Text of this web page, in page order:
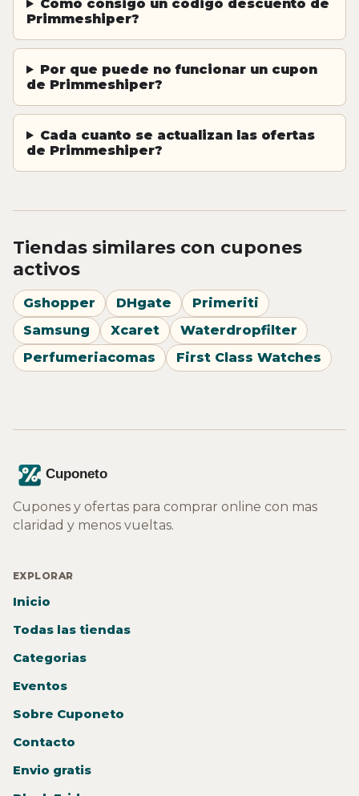
Como consigo un codigo descuento de
Primmeshiper?
Por que puede no funcionar un cupon
de Primmeshiper?
Cada cuanto se actualizan las ofertas
de Primmeshiper?
Tiendas similares con cupones
activos
Gshopper DHgate
Primeriti
Samsung
Xcaret
Waterdropfilter
Perfumeriacomas
First Class Watches
Cupones y ofertas para comprar online con mas
claridad y menos vueltas.
EXPLORAR
Inicio
Todas las tiendas
Categorias
Eventos
Sobre Cuponeto
Contacto
Envio gratis